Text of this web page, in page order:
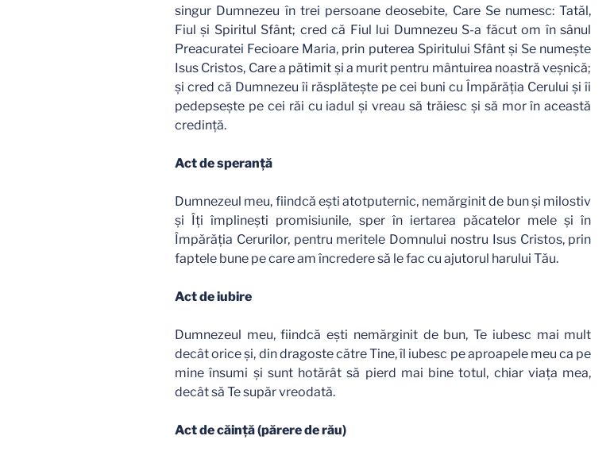
singur Dumnezeu în trei persoane deosebite, Care Se numesc: Tatăl,
Fiul şi Spiritul Sfânt; cred că Fiul lui Dumnezeu S-a făcut om în sânul
Preacuratei Fecioare Maria, prin puterea Spiritului Sfânt şi Se numeşte
Isus Cristos, Care a pătimit şi a murit pentru mântuirea noastră veşnică;
şi cred că Dumnezeu îi răsplăteşte pe cei buni cu Împărăţia Cerului şi îi
pedepseşte pe cei răi cu iadul şi vreau să trăiesc şi să mor în această
credinţă.
Act de speranţă
Dumnezeul meu, fiindcă eşti atotputernic, nemărginit de bun şi milostiv
şi Îţi împlineşti promisiunile, sper în iertarea păcatelor mele şi în
Împărăţia Cerurilor, pentru meritele Domnului nostru Isus Cristos, prin
faptele bune pe care am încredere să le fac cu ajutorul harului Tău.
Act de iubire
Dumnezeul meu, fiindcă eşti nemărginit de bun, Te iubesc mai mult
decât orice şi, din dragoste către Tine, îl iubesc pe aproapele meu ca pe
mine însumi şi sunt hotărât să pierd mai bine totul, chiar viaţa mea,
decât să Te supăr vreodată.
Act de căinţă (părere de rău)